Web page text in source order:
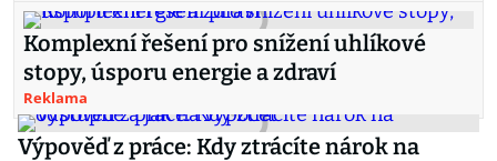
Komplexní řešení pro snížení uhlíkové
stopy, úsporu energie a zdraví
Reklama
Výpověď z práce: Kdy ztrácíte nárok na